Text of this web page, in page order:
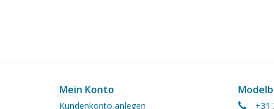
Mein Konto
Kundenkonto anlegen +31